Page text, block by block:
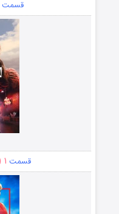
قسمت
قسمت ۱ (زیرنویس)